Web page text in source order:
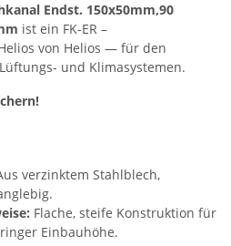
Endst. 150x50mm,90
ist ein FK-ER –
von Helios — für den
und Klimasystemen.
verzinktem Stahlblech,
Flache, steife Konstruktion für
Einbauhöhe.